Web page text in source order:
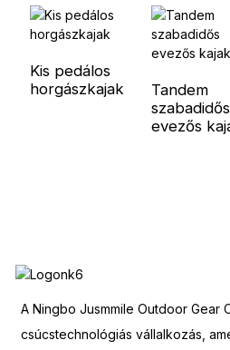
Kis pedálos
horgászkajak
Tandem
szabadidős
evezős
A Ningbo Jusmmile Outdoor Gear
csúcstechnológiás vállalkozás,